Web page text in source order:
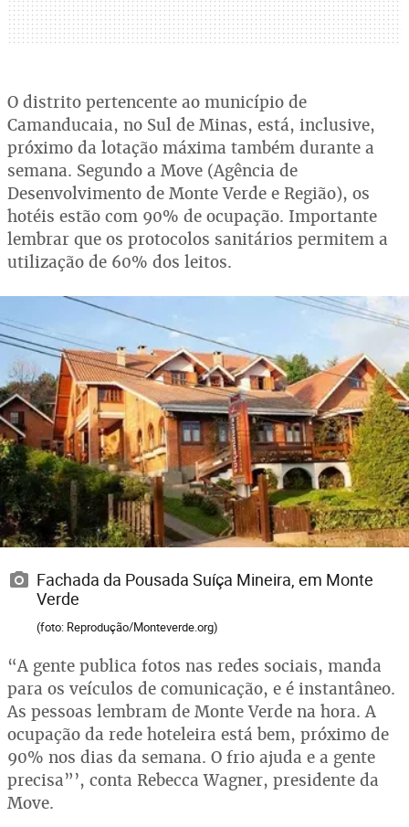
O distrito pertencente ao município de
Camanducaia, no Sul de Minas, está, inclusive,
próximo da lotação máxima também durante a
semana. Segundo a Move (Agência de
Desenvolvimento de Monte Verde e Região), os
hotéis estão com 90% de ocupação. Importante
lembrar que os protocolos sanitários permitem a
utilização de 60% dos leitos.
Fachada da Pousada Suíça Mineira, em Monte
Verde
(foto: Reprodução/Monteverde.org)
“A gente publica fotos nas redes sociais, manda
para os veículos de comunicação, e é instantâneo.
As pessoas lembram de Monte Verde na hora. A
ocupação da rede hoteleira está bem, próximo de
90% nos dias da semana. O frio ajuda e a gente
precisa”’, conta Rebecca Wagner, presidente da
Move.